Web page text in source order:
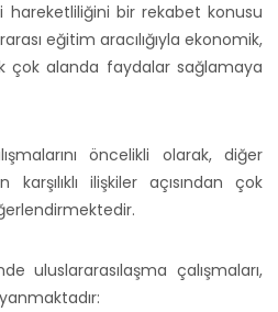
hareketliliğini bir rekabet konusu
eğitim aracılığıyla ekonomik,
çok alanda faydalar sağlamaya
öncelikli olarak, diğer
ilişkiler açısından çok
uluslararasılaşma çalışmaları,